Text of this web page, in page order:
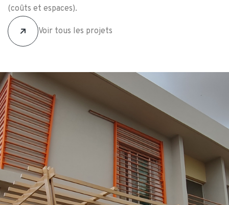
(coûts et espaces).
Voir tous les projets